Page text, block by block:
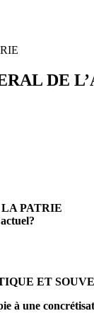
DE
PATRIE
ET
à une